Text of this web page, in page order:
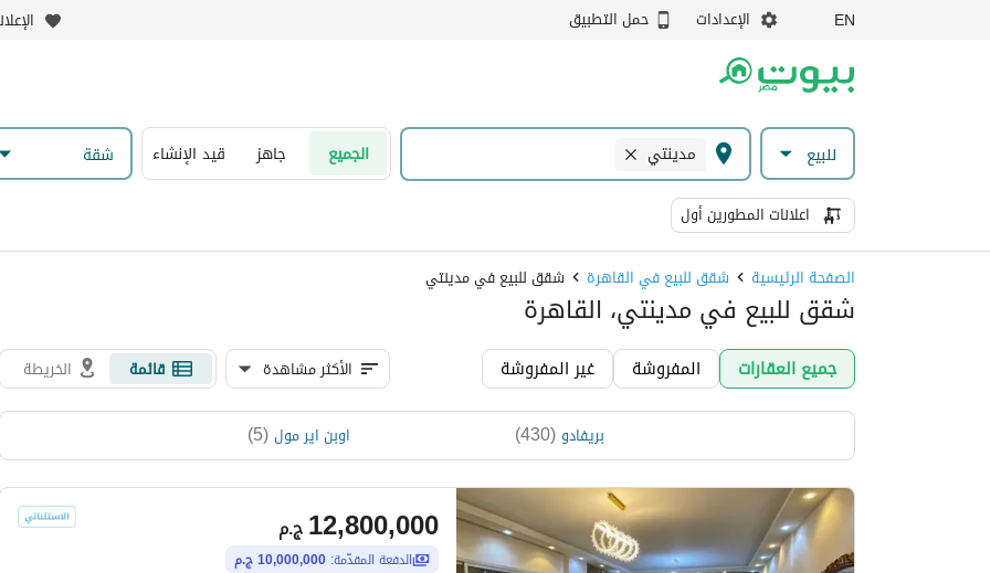
EN الإعدادات حمل التطبيق
للبيع مدينتي الجميع جاهز قيد الإنشاء شقة
اعلانات المطورين أول
الصفحة الرئيسية شقق للبيع في القاهرة شقق للبيع في مدينتي
شقق للبيع في مدينتي، القاهرة
جميع العقارات المفروشة غير المفروشة الأكثر مشاهدة قائمة الخريطة
بريفادو (
430
) اوبن اير مول(
5
)
ج.م12,800,000
الدفعة المقدّمة: 10,000,000 ج.م